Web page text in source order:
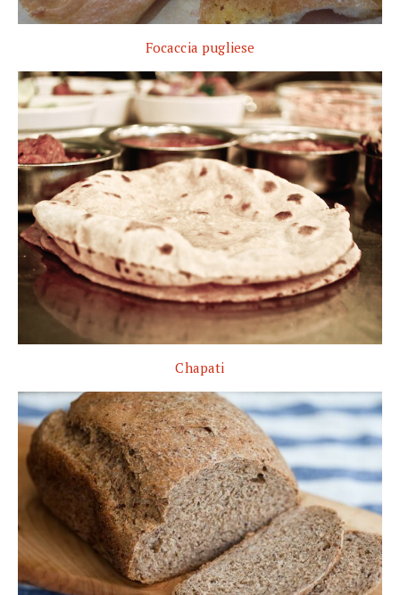
Focaccia pugliese
Chapati